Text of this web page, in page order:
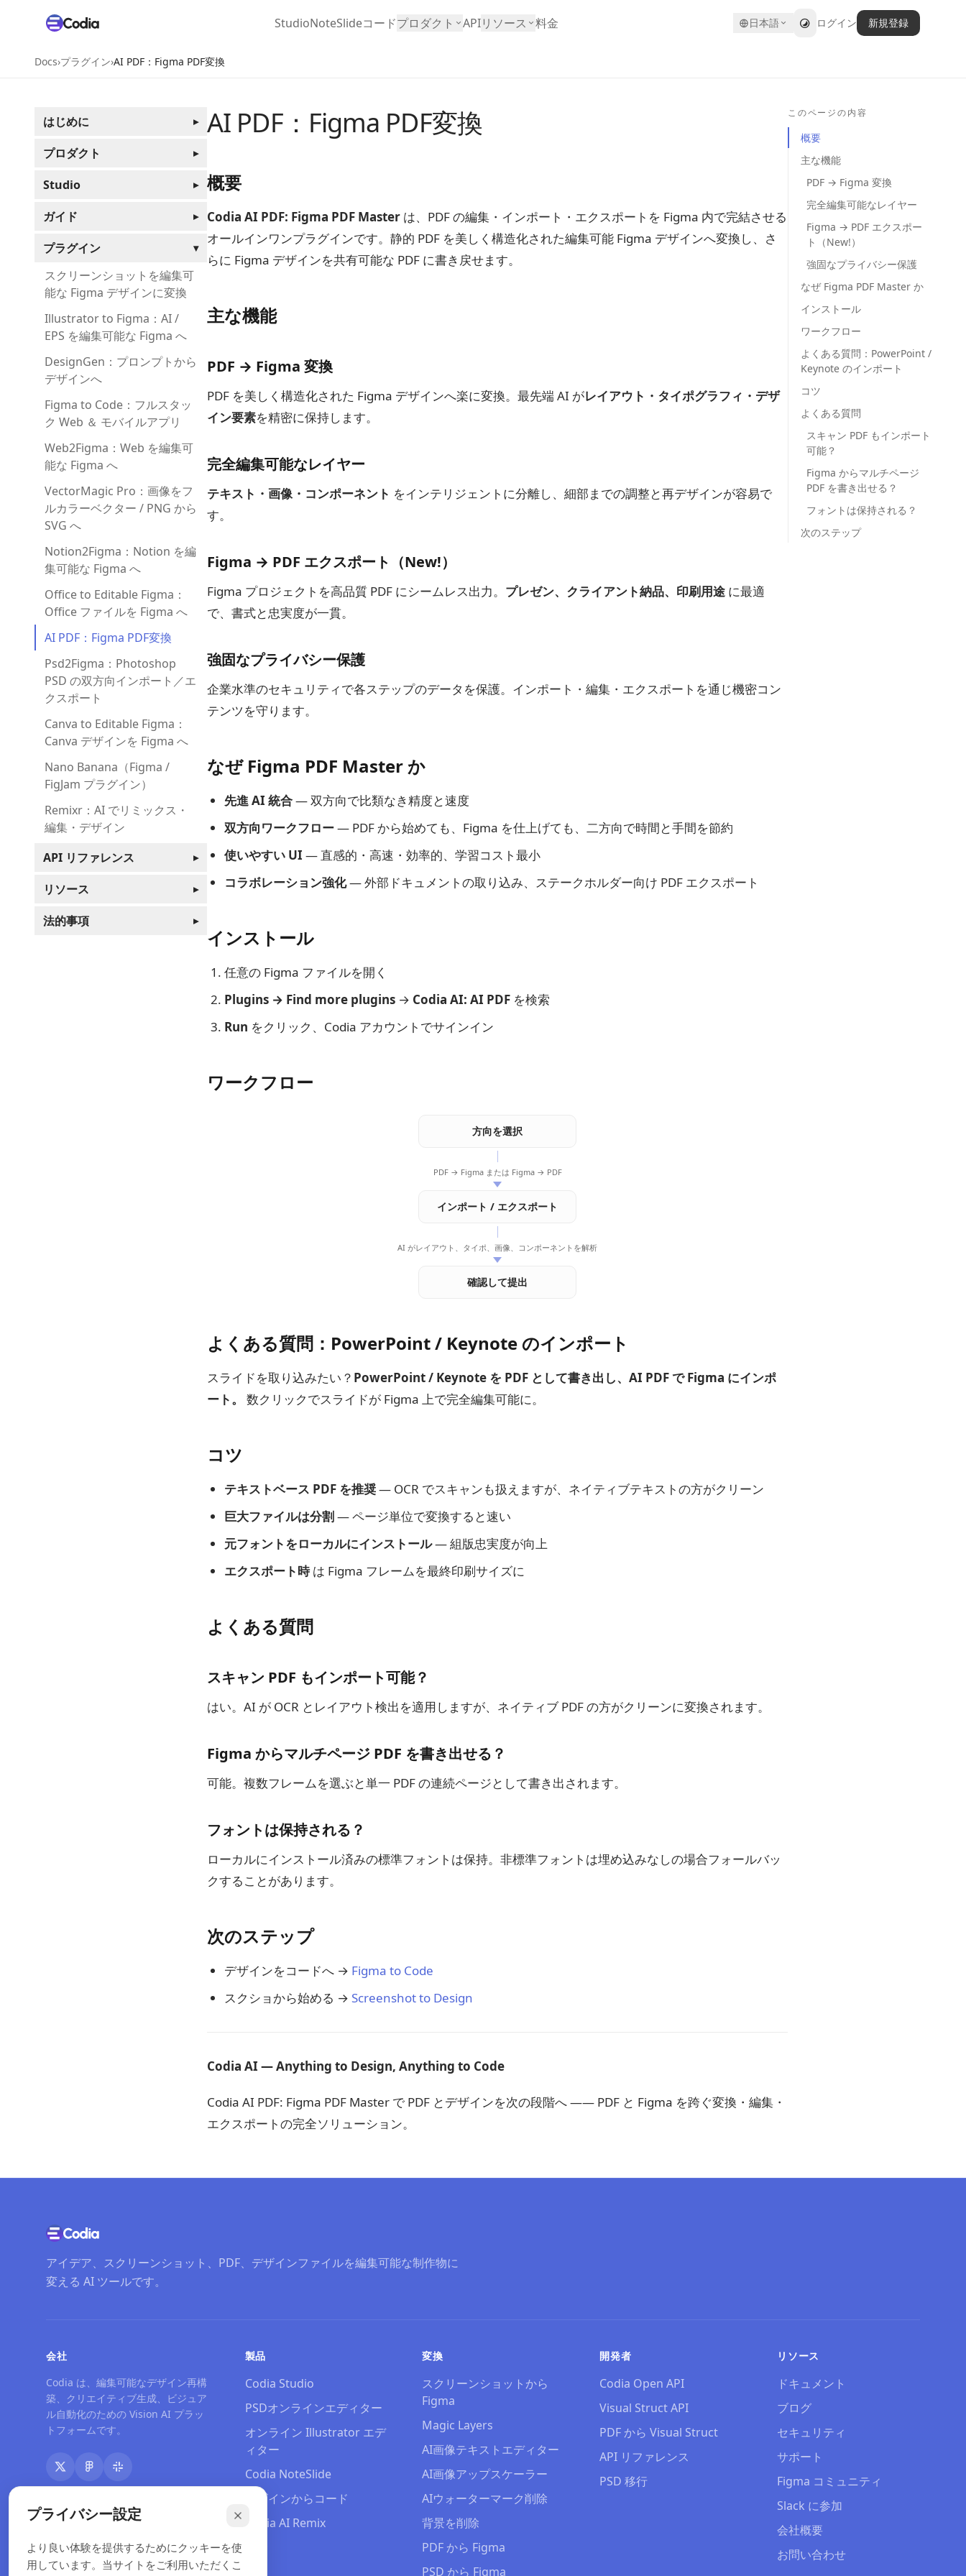
StudioNoteSlideコードプロダクト APIリソース 料金 日本語 ログイン 新規登録
Docs›プラグイン›AI PDF：Figma PDF変換
はじめに ▸
プロダクト ▸
Studio ▸
ガイド ▸
プラグイン ▾
スクリーンショットを編集可
能な Figma デザインに変換
Illustrator to Figma：AI /
EPS を編集可能な Figma へ
DesignGen：プロンプトから
デザインへ
Figma to Code：フルスタッ
ク Web ＆ モバイルアプリ
Web2Figma：Web を編集可
能な Figma へ
VectorMagic Pro：画像をフ
ルカラーベクター / PNG から
SVG へ
Notion2Figma：Notion を編
集可能な Figma へ
Office to Editable Figma：
Office ファイルを Figma へ
AI PDF：Figma PDF変換
Psd2Figma：Photoshop
PSD の双方向インポート／エ
クスポート
Canva to Editable Figma：
Canva デザインを Figma へ
Nano Banana（Figma /
FigJam プラグイン）
Remixr：AI でリミックス・
編集・デザイン
API リファレンス
▸
リソース ▸
法的事項 ▸
AI PDF：Figma PDF変換
概要
Codia AI PDF: Figma PDF Master は、PDF の編集・インポート・エクスポートを Figma 内で完結させる
オールインワンプラグインです。静的 PDF を美しく構造化された編集可能 Figma デザインへ変換し、さ
らに Figma デザインを共有可能な PDF に書き戻せます。
主な機能
PDF → Figma 変換
PDF を美しく構造化された Figma デザインへ楽に変換。最先端 AI がレイアウト・タイポグラフィ・デザ
イン要素を精密に保持します。
完全編集可能なレイヤー
テキスト・画像・コンポーネント をインテリジェントに分離し、細部までの調整と再デザインが容易で
す。
Figma → PDF エクスポート（New!）
Figma プロジェクトを高品質 PDF にシームレス出力。 プレゼン、クライアント納品、印刷用途 に最適
で、書式と忠実度が一貫。
強固なプライバシー保護
企業水準のセキュリティで各ステップのデータを保護。インポート・編集・エクスポートを通じ機密コン
テンツを守ります。
なぜ Figma PDF Master か
先進 AI 統合— 双方向で比類なき精度と速度
双方向ワークフロー— PDF から始めても、Figma を仕上げても、二方向で時間と手間を節約
使いやすい UI — 直感的・高速・効率的、学習コスト最小
コラボレーション強化— 外部ドキュメントの取り込み、ステークホルダー向け PDF エクスポート
インストール
任意の Figma ファイルを開く
Plugins → Find more plugins → Codia AI: AI PDF を検索
Run をクリック、Codia アカウントでサインイン
ワークフロー
方向を選択
PDF → Figma または Figma → PDF
インポート / エクスポート
AI がレイアウト、タイポ、画像、コンポーネントを解析
確認して提出
よくある質問：PowerPoint / Keynote のインポート
スライドを取り込みたい？ PowerPoint / Keynote を PDF として書き出し、AI PDF で Figma にインポ
ート。
数クリックでスライドが Figma 上で完全編集可能に。
コツ
テキストベース PDF を推奨— OCR でスキャンも扱えますが、ネイティブテキストの方がクリーン
巨大ファイルは分割— ページ単位で変換すると速い
元フォントをローカルにインストール— 組版忠実度が向上
エクスポート時は Figma フレームを最終印刷サイズに
よくある質問
スキャン PDF もインポート可能？
はい。AI が OCR とレイアウト検出を適用しますが、ネイティブ PDF の方がクリーンに変換されます。
Figma からマルチページ PDF を書き出せる？
可能。複数フレームを選ぶと単一 PDF の連続ページとして書き出されます。
フォントは保持される？
ローカルにインストール済みの標準フォントは保持。非標準フォントは埋め込みなしの場合フォールバッ
クすることがあります。
次のステップ
デザインをコードへ → Figma to Code
スクショから始める → Screenshot to Design
Codia AI — Anything to Design, Anything to Code
Codia AI PDF: Figma PDF Master で PDF とデザインを次の段階へ —— PDF と Figma を跨ぐ変換・編集・
エクスポートの完全ソリューション。
このページの内容
概要
主な機能
PDF → Figma 変換
完全編集可能なレイヤー
Figma → PDF エクスポー
ト（New!）
強固なプライバシー保護
なぜ Figma PDF Master か
インストール
ワークフロー
よくある質問：PowerPoint /
Keynote のインポート
コツ
よくある質問
スキャン PDF もインポート
可能？
Figma からマルチページ
PDF を書き出せる？
フォントは保持される？
次のステップ
アイデア、スクリーンショット、PDF、デザインファイルを編集可能な制作物に
変える AI ツールです。
会社
Codia は、編集可能なデザイン再構
築、クリエイティブ生成、ビジュア
ル自動化のための Vision AI プラッ
トフォームです。
製品
Codia Studio
PSDオンラインエディター
オンライン Illustrator エデ
ィター
Codia NoteSlide
デザインからコード
Codia AI Remix
変換
スクリーンショットから
Figma
Magic Layers
AI画像テキストエディター
AI画像アップスケーラー
AIウォーターマーク削除
背景を削除
PDF から Figma
PSD から Figma
開発者
Codia Open API
Visual Struct API
PDF から Visual Struct
API リファレンス
PSD 移行
リソース
ドキュメント
ブログ
セキュリティ
サポート
Figma コミュニティ
Slack に参加
会社概要
お問い合わせ
プライバシー設定
より良い体験を提供するためにクッキーを使
用しています。当サイトをご利用いただくこ